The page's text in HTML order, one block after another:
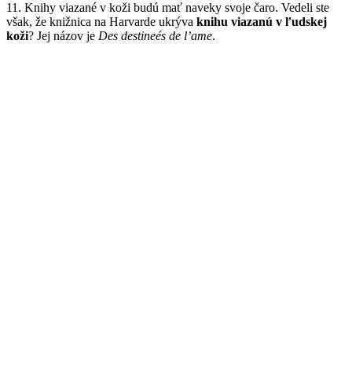
11. Knihy viazané v koži budú mať naveky svoje čaro. Vedeli ste
však, že knižnica na Harvarde ukrýva knihu viazanú v ľudskej
koži? Jej názov je Des destineés de l’ame.